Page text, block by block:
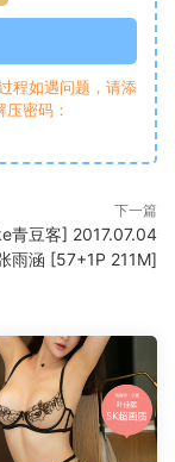
程如遇问题，请添
密码：
下一篇
青豆客] 2017.07.04
雨涵 [57+1P 211M]